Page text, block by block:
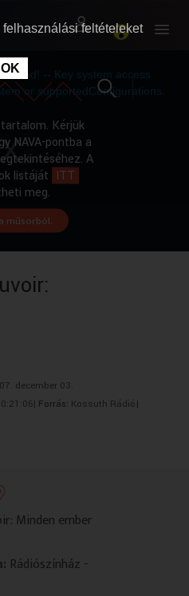
RÓLUNK
RÓLUNK
-- Key system access
or supportedConfigurations.
Kérjük
NAVA-pontba a
A
listáját ITT
meg.
műsorból.
december 03.
Forrás: Kossuth Rádió|
Minden ember
Rádiószínház -
felhasználási feltételeket
OK